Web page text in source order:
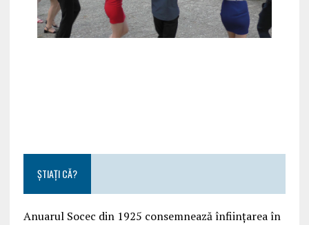
ȘTIAȚI CĂ?
Anuarul Socec din 1925 consemnează înființarea în